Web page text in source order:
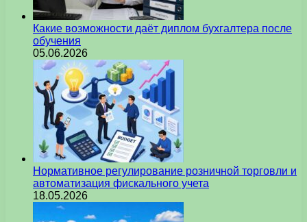
Какие возможности даёт диплом бухгалтера после
обучения
05.06.2026
Нормативное регулирование розничной торговли и
автоматизация фискального учета
18.05.2026